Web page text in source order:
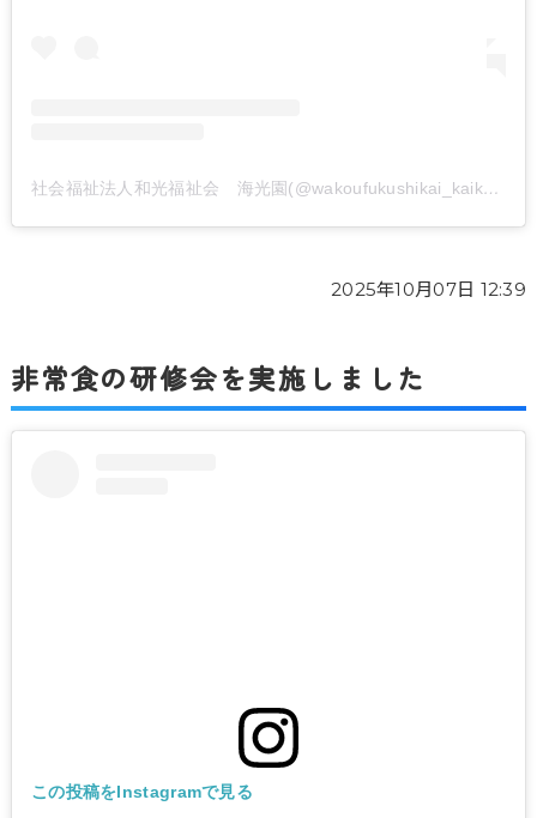
社会福祉法人和光福祉会 海光園(@wakoufukushikai_kaikouen)がシェアした投稿
2025年10月07日 12:39
非常食の研修会を実施しました
この投稿をInstagramで見る